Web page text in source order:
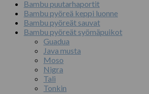
Bambu puutarhaportit
Bambu pyöreä keppi luonne
Bambu pyöreät sauvat
Bambu pyöreät syömäpuikot
Guadua
Java musta
Moso
Nigra
Tali
Tonkin